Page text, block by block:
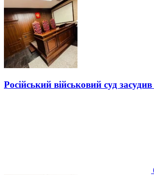
Російський військовий суд